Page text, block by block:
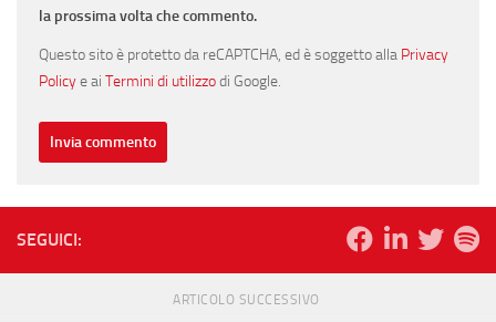
la prossima volta che commento.
Questo sito è protetto da reCAPTCHA, ed è soggetto alla Privacy
Policye ai Termini di utilizzodi Google.
SEGUICI:
ARTICOLO SUCCESSIVO